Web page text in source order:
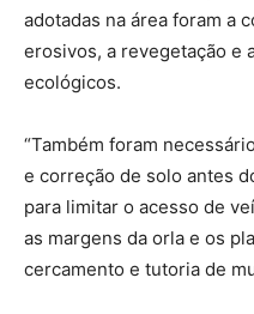
adotadas na área foram a
erosivos, a revegetação e
ecológicos.
“Também foram
e correção de solo antes
para limitar o acesso de
as margens da orla e os
cercamento e tutoria de